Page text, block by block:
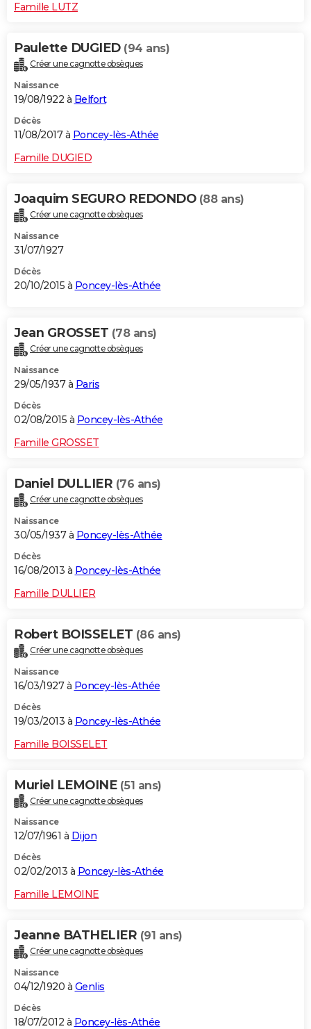
Famille LUTZ
Paulette DUGIED (94 ans)
Créer une cagnotte obsèques
Naissance
19/08/1922 à Belfort
Décès
11/08/2017 à Poncey-lès-Athée
Famille DUGIED
Joaquim SEGURO REDONDO (88 ans)
Créer une cagnotte obsèques
Naissance
31/07/1927
Décès
20/10/2015 à Poncey-lès-Athée
Jean GROSSET (78 ans)
Créer une cagnotte obsèques
Naissance
29/05/1937 à Paris
Décès
02/08/2015 à Poncey-lès-Athée
Famille GROSSET
Daniel DULLIER (76 ans)
Créer une cagnotte obsèques
Naissance
30/05/1937 à Poncey-lès-Athée
Décès
16/08/2013 à Poncey-lès-Athée
Famille DULLIER
Robert BOISSELET (86 ans)
Créer une cagnotte obsèques
Naissance
16/03/1927 à Poncey-lès-Athée
Décès
19/03/2013 à Poncey-lès-Athée
Famille BOISSELET
Muriel LEMOINE (51 ans)
Créer une cagnotte obsèques
Naissance
12/07/1961 à Dijon
Décès
02/02/2013 à Poncey-lès-Athée
Famille LEMOINE
Jeanne BATHELIER (91 ans)
Créer une cagnotte obsèques
Naissance
04/12/1920 à Genlis
Décès
18/07/2012 à Poncey-lès-Athée